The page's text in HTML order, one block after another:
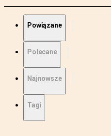
Powiązane
Polecane
Najnowsze
Tagi